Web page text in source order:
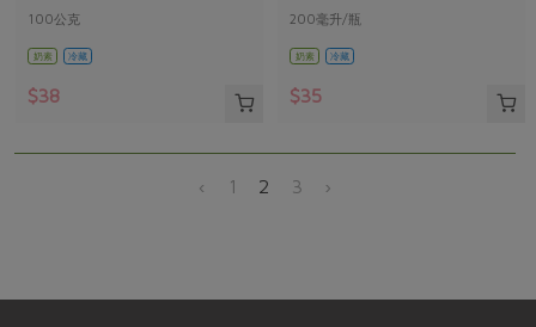
100公克
奶素 冷藏
$38
200毫升/瓶
奶素 冷藏
$35
‹ 1 2 3 ›